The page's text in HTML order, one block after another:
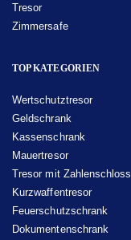
Tresor
Zimmersafe
TOP KATEGORIEN
Wertschutztresor
Geldschrank
Kassenschrank
Mauertresor
Tresor mit Zahlenschloss
Kurzwaffentresor
Feuerschutzschrank
Dokumentenschrank